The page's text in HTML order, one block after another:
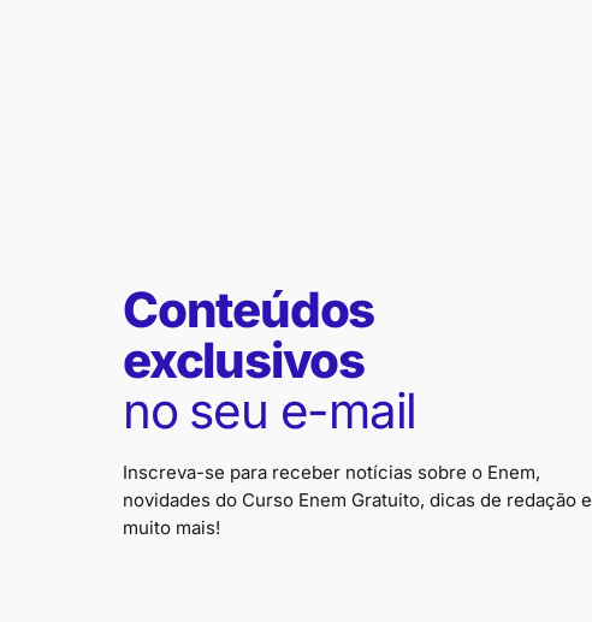
Conteúdos
exclusivos
no seu e-mail
Inscreva-se para receber notícias sobre o Enem,
novidades do Curso Enem Gratuito, dicas de redação e
muito mais!